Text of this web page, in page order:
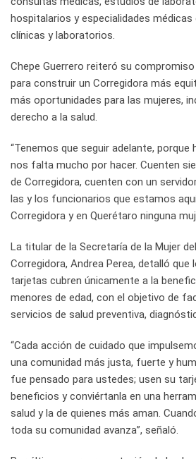
hospitalarios y especialidades
clínicas y laboratorios.
Chepe Guerrero reiteró su
para construir un Corregidora más
más oportunidades para las mujeres,
derecho a la salud.
“Tenemos que seguir adelante, porque
nos falta mucho por hacer. Cuenten
de Corregidora, cuenten con un
las y los funcionarios que estamos
Corregidora y en Querétaro ninguna
La titular de la Secretaría de la Mujer
Corregidora, Andrea Perea, detalló que
tarjetas cubren únicamente a la
menores de edad, con el objetivo de
servicios de salud preventiva,
“Cada acción de cuidado que
una comunidad más justa, fuerte y
fue pensado para ustedes; usen su
beneficios y conviértanla en una
salud y la de quienes más aman.
toda su comunidad avanza”, señaló.